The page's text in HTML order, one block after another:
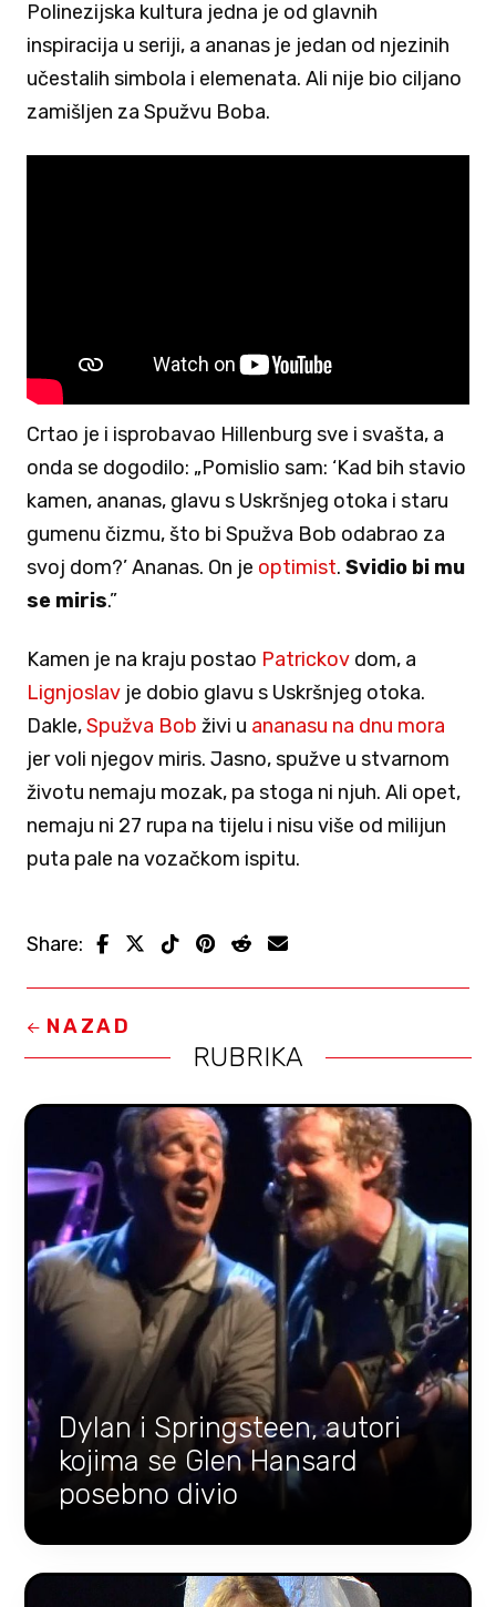
Polinezijska kultura jedna je od glavnih
inspiracija u seriji, a ananas je jedan od njezinih
učestalih simbola i elemenata. Ali nije bio ciljano
zamišljen za Spužvu Boba.
Crtao je i isprobavao Hillenburg sve i svašta, a
onda se dogodilo: „Pomislio sam: ‘Kad bih stavio
kamen, ananas, glavu s Uskršnjeg otoka i staru
gumenu čizmu, što bi Spužva Bob odabrao za
svoj dom?’ Ananas. On je optimist. Svidio bi mu
se miris.”
Kamen je na kraju postao Patrickov dom, a
Lignjoslav je dobio glavu s Uskršnjeg otoka.
Dakle,Spužva Bob živi u ananasu na dnu mora
jer voli njegov miris. Jasno, spužve u stvarnom
životu nemaju mozak, pa stoga ni njuh. Ali opet,
nemaju ni 27 rupa na tijelu i nisu više od milijun
puta pale na vozačkom ispitu.
Share:
NAZAD
RUBRIKA
Dylan i Springsteen, autori
kojima se Glen Hansard
posebno divio